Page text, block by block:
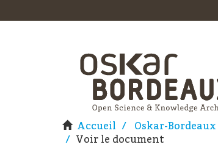
Accueil Oskar-Bordeaux
Voir le document